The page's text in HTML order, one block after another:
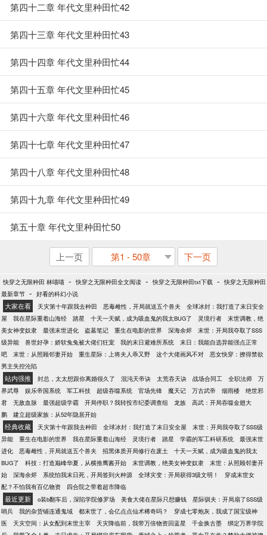
第四十二章 年代文里种田忙42
第四十三章 年代文里种田忙43
第四十四章 年代文里种田忙44
第四十五章 年代文里种田忙45
第四十六章 年代文里种田忙46
第四十七章 年代文里种田忙47
第四十八章 年代文里种田忙48
第四十九章 年代文里种田忙49
第五十章 年代文里种田忙50
上一页 第1 - 50章 下一页
快穿之无限种田 林喵喵 - 快穿之无限种田全文阅读 - 快穿之无限种田txt下载 - 快穿之无限种田
最新章节 - 好看的科幻小说
大家在看 天灾第十年跟我去种田 恶毒雌性，开局就送五个兽夫
全球冰封：我打造了末日安全
屋
我在星际重着山海经 踏星 十天一天赋，成为吸血鬼的我太BUG了 灵境行者
末世调教，绝
美女神变奴隶
最强末世进化 盗墓笔记 重生在电影的世界 深海余烬
末世：开局我夺取了SSS
级异能
兽世好孕：娇软兔兔被大佬们狂宠 我的末日避难所系统
末日：我能自选异能强点正常
吧
末世：从照顾邻妻开始 重生星际：上将夫人乖又野 这个大佬画风不对
恶女快穿：撩得禁欲
男主失控沦陷
站内强推 封总，太太想跟你离婚很久了 混沌天帝诀 太荒吞天诀 战场合同工 全职法师
万
界武尊
娱乐帝国系统 军工科技 超级吞噬系统 官场先锋 魔天记 万古武帝 烟雨楼
绝世邪
君
无敌血脉 最强超级学霸 开局停职？我转投市纪委调查组 龙族
高武：开局吞噬金翅大
鹏
建立超级家族：从52年隐居开始
经典收藏 天灾第十年跟我去种田 全球冰封：我打造了末日安全屋
末世：开局我夺取了SSS级
异能
重生在电影的世界 我在星际重着山海经 灵境行者 踏星 学霸的军工科研系统
最强末世
进化
恶毒雌性，开局就送五个兽夫 招黑体质开局修行在废土
十天一天赋，成为吸血鬼的我太
BUG了
科技：打造巅峰华夏，从横推鹰酱开始 末世调教，绝美女神变奴隶
末世：从照顾邻妻开
始
深海余烬 系统怕我末日死，开局签到火种源 全球灾变：开局获得3级文明！
穿成末世女
配？不怕我有百亿物资
四合院之带着超市降临
最近更新 o装b翻车后，深陷学院修罗场 美食大佬在星际只想赚钱
星际驯夫：开局扇了SSS级
哨兵
我的杂货铺连通鬼域 都末世了，会亿点点仙术稀奇吗？
穿成七零炮灰，我成了国宝级神
医
天灾空间：从女配到末世主宰 天灾降临前，我带万倍物资回蓝星 千金换古墨
绑定万界学院